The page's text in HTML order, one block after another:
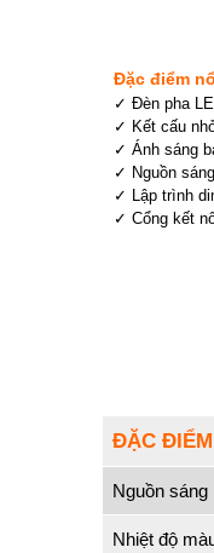
Đặc điểm
✓ Đèn pha
✓ Kết cấu
✓ Ánh sáng
✓ Nguồn
✓ Lập trình
✓ Cổng kết
ĐẶC ĐIỂM
Nguồn sáng
Nhiệt độ